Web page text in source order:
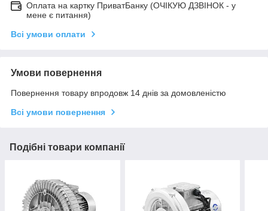
Оплата на картку ПриватБанку (ОЧІКУЮ ДЗВІНОК - у
мене є питання)
Всі умови оплати
Умови повернення
Повернення товару впродовж 14 днів за домовленістю
Всі умови повернення
Подібні товари компанії